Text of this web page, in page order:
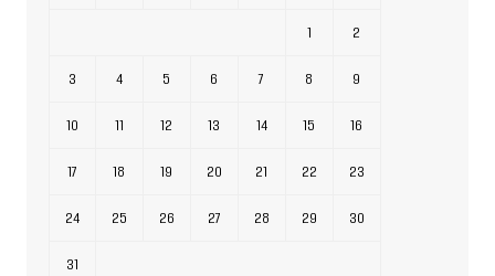
1 2
3 4 5 6 7 8 9
10 11 12 13 14 15 16
17 18 19 20 21 22 23
24 25 26 27 28 29 30
31